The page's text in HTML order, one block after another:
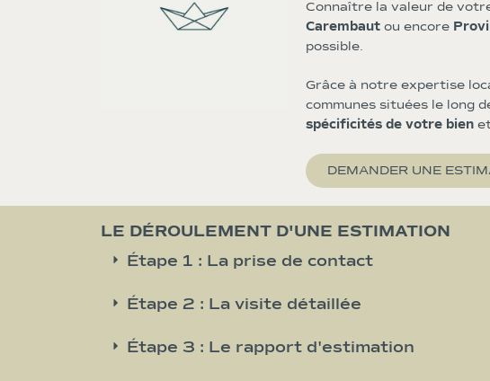
Connaître la valeur de
Carembaut ou encore
possible.
Grâce à notre expertise
communes situées le long
spécificités de votre bien
DEMANDER UNE
LE DÉROULEMENT D'UNE ESTIMATION
Étape 1 : La prise de contact
Étape 2 : La visite détaillée
Étape 3 : Le rapport d'estimation